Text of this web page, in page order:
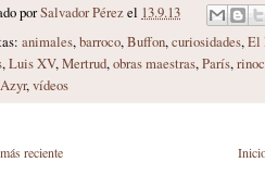
porSalvador Pérezel 13.9.13
animales,barroco,Buffon,curiosidades,El
,Luis XV,Mertrud,obras maestras,París,
,vídeos
reciente